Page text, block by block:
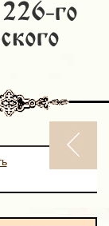
го